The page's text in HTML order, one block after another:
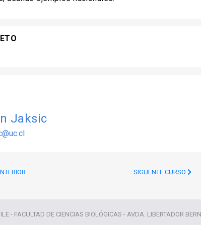
Jaksic
SIGUENTE CURSO
- FACULTAD DE CIENCIAS BIOLÓGICAS - AVDA. LIBERTADOR